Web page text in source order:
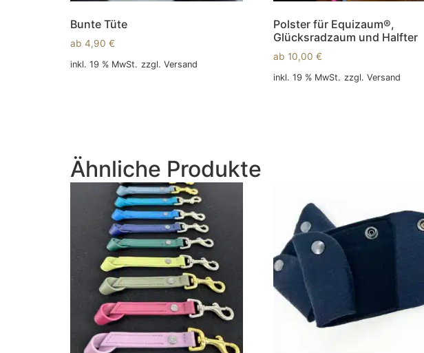
Bunte Tüte
ab 4,90 €
inkl. 19 % MwSt. zzgl. Versand
Polster für Equizaum®,
Glücksradzaum und Halfter
ab 10,00 €
inkl. 19 % MwSt. zzgl. Versand
Ähnliche Produkte